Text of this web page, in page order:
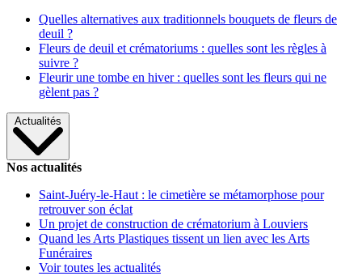
Quelles alternatives aux traditionnels bouquets de fleurs de
deuil ?
Fleurs de deuil et crématoriums : quelles sont les règles à
suivre ?
Fleurir une tombe en hiver : quelles sont les fleurs qui ne
gèlent pas ?
Actualités
Nos actualités
Saint-Juéry-le-Haut : le cimetière se métamorphose pour
retrouver son éclat
Un projet de construction de crématorium à Louviers
Quand les Arts Plastiques tissent un lien avec les Arts
Funéraires
Voir toutes les actualités